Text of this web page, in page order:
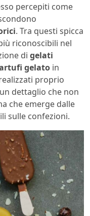
percepiti come
. Tra questi spicca
riconoscibili nel
di gelati
gelato in
proprio
dettaglio che non
che emerge dalle
sulle confezioni.